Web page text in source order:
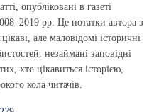
опубліковані в газеті
рр. Це нотатки автора з
але маловідомі історичні
незаймані заповідні
хто цікавиться історією,
кола читачів.